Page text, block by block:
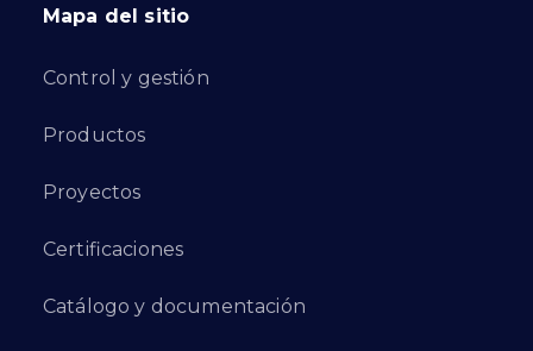
Mapa del sitio
Control y gestión
Productos
Proyectos
Certificaciones
Catálogo y documentación